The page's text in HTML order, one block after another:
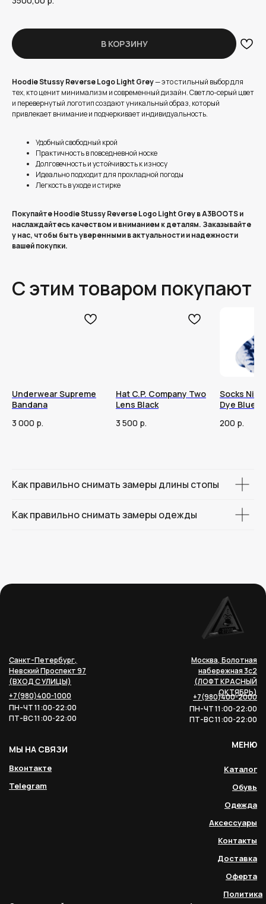
В КОРЗИНУ
Hoodie Stussy Reverse Logo Light Grey— это стильный выбор для
тех, кто ценит минимализм и современный дизайн. Светло-серый цвет
и перевернутый логотип создают уникальный образ, который
привлекает внимание и подчеркивает индивидуальность.
Удобный свободный крой
Практичность в повседневной носке
Долговечность и устойчивость к износу
Идеально подходит для прохладной погоды
Легкость в уходе и стирке
Покупайте Hoodie Stussy Reverse Logo Light Grey в A3BOOTS и
наслаждайтесь качеством и вниманием к деталям. Заказывайте
у нас, чтобы быть уверенными в актуальности и надежности
вашей покупки.
С этим товаром покупают
Underwear Supreme
Bandana
3 000 р.
Hat C.P. Company Two
Lens Black
3 500 р.
Socks
Dye Blue
200 р.
Как правильно снимать замеры длины стопы
Как правильно снимать замеры одежды
Санкт-Петербург,
Невский Проспект 97
(ВХОД С УЛИЦЫ)
+7(980)400-1000
ПН-ЧТ 11:00-22:00
ПТ-ВС 11:00-22:00
Москва, Болотная
набережная 3с2
(ЛОФТ КРАСНЫЙ
ОКТЯБРЬ)
+7(980)400-2000
ПН-ЧТ 11:00-22:00
ПТ-ВС 11:00-22:00
МЕНЮ
Каталог
Обувь
Одежда
Аксессуары
Контакты
Доставка
Оферта
Политика
МЫ НА СВЯЗИ
Вконтакте
Telegram